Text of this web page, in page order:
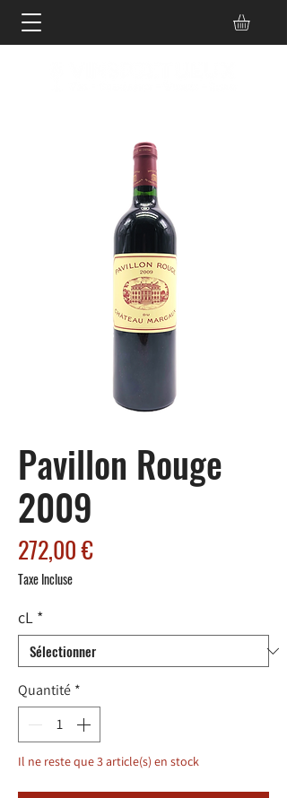
Pavillon Rouge
2009
272,00 €Prix
Taxe Incluse
cL *
Quantité *
Il ne reste que 3 article(s) en stock